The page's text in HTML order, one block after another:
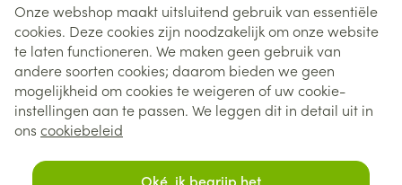
Onze webshop maakt uitsluitend gebruik van essentiële
cookies. Deze cookies zijn noodzakelijk om onze website
te laten functioneren. We maken geen gebruik van
andere soorten cookies; daarom bieden we geen
mogelijkheid om cookies te weigeren of uw cookie-
instellingen aan te passen. We leggen dit in detail uit in
ons cookiebeleid
Oké, ik begrijp het
Juridische links